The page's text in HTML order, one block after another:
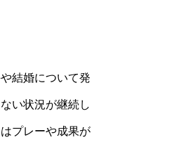
結婚について発
い状況が継続し
プレーや成果が